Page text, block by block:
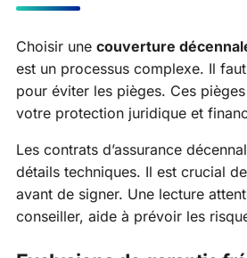
Choisir une couverture
est un processus complexe. Il
pour éviter les pièges. Ces
votre protection juridique et
Les contrats d’assurance
détails techniques. Il est crucial
avant de signer. Une lecture
conseiller, aide à prévoir les